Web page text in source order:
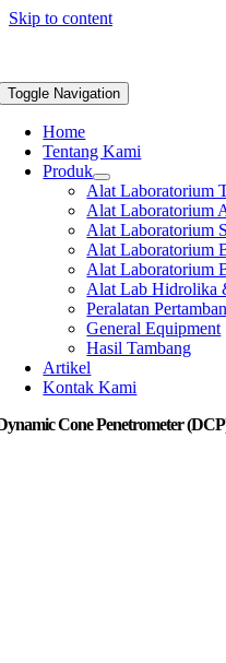
Skip to content
Toggle Navigation
Home
Tentang Kami
Produk
Alat Laboratorium
Alat Laboratorium
Alat Laboratorium
Alat Laboratorium
Alat Laboratorium
Alat Lab Hidrolika
Peralatan
General Equipment
Hasil Tambang
Artikel
Kontak Kami
Cone Penetrometer